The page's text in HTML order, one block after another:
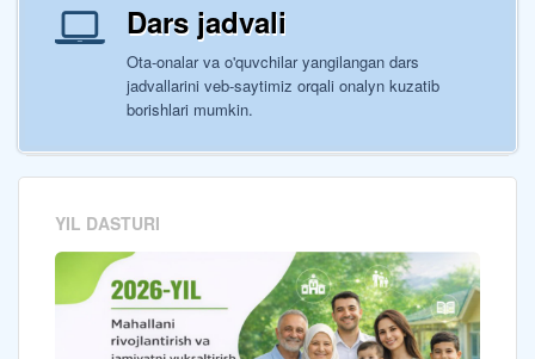
Dars jadvali
Ota-onalar va o'quvchilar yangilangan dars
jadvallarini veb-saytimiz orqali onalyn kuzatib
borishlari mumkin.
YIL DASTURI